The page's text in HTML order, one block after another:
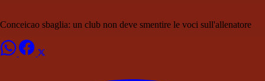
Conceicao sbaglia: un club non deve smentire le voci sull'allenatore